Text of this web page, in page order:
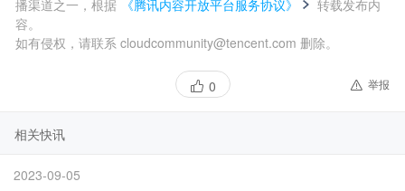
播渠道之一，根据
《腾讯内容开放平台服务协议》
转载发布内
容。
如有侵权，请联系 cloudcommunity@tencent.com 删除。
0 举报
相关快讯
2023-09-05